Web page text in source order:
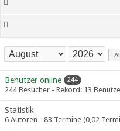
Benutzer online 244
244 Besucher - Rekord: 13
Statistik
6 Autoren - 83 Termine (0,02